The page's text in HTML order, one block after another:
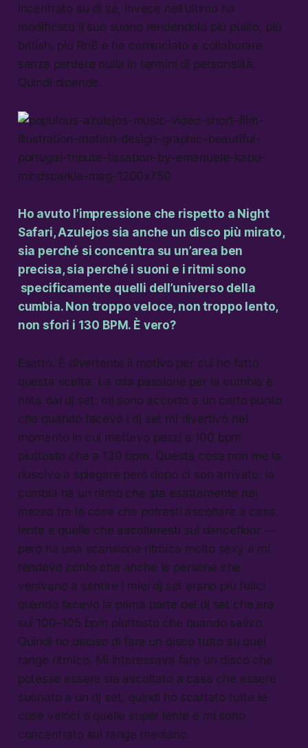
incentrato su di sé, invece nell’ultimo ha
modificato il suo suono rendendolo più pulito, più
british, più RnB e ha cominciato a collaborare
senza perdere nulla in termini di personalità.
Quindi dipende.
Ho avuto l’impressione che rispetto a Night
Safari, Azulejos sia anche un disco più mirato,
sia perché si concentra su un’area ben
precisa, sia perché i suoni e i ritmi sono
specificamente quelli dell’universo della
cumbia. Non troppo veloce, non troppo lento,
non sfori i 130 BPM. È vero?
Esatto. È divertente il motivo per cui ho fatto
questa scelta. La mia passione per la cumbia è
nata dai dj set: mi sono accorto a un certo punto
che quando facevo i dj set mi divertivo nel
momento in cui mettevo pezzi a 100 bpm
piuttosto che a 130 bpm. Questa cosa non me la
riuscivo a spiegare però dopo ci son arrivato: la
cumbia ha un ritmo che sta esattamente nel
mezzo tra le cose che potresti ascoltare a casa,
lente e quelle che ascolteresti sul dancefloor —
però ha una scansione ritmica molto sexy e mi
rendevo conto che anche le persone che
venivano a sentire i miei dj set erano più felici
quando facevo la prima parte del dj set che era
sui 100–105 bpm piuttosto che quando salivo.
Quindi ho deciso di fare un disco tutto su quel
range ritmico. Mi interessava fare un disco che
potesse essere sia ascoltato a casa che essere
suonato a un dj set, quindi ho scartato tutte le
cose veloci e quelle super lente e mi sono
concentrato sul range mediano.